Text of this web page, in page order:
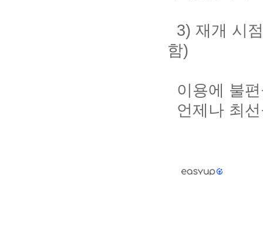
3) 재개 시
함)
이용에 불
언제나 최